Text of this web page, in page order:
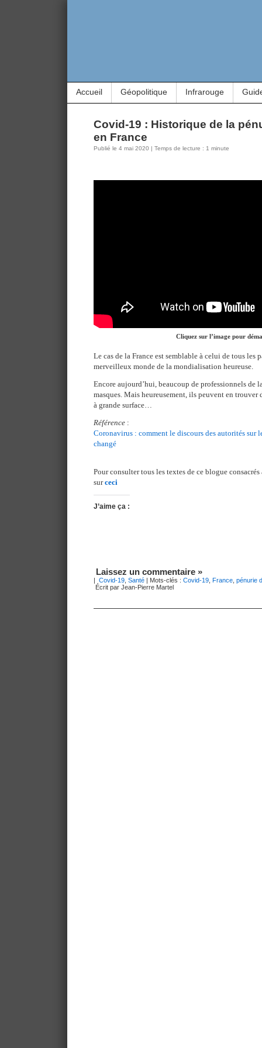
Accueil Géopolitique Infrarouge
Covid-19 : Historique de la
en France
Publié le 4 mai 2020 | Temps de lecture : 1 minute
Cliquez sur l’image pour
Le cas de la France est semblable à celui de tous les
merveilleux monde de la mondialisation heureuse.
Encore aujourd’hui, beaucoup de professionnels de
masques. Mais heureusement, ils peuvent en trouver
à grande surface…
Référence :
Coronavirus : comment le discours des autorités sur
changé
Pour consulter tous les textes de ce blogue
surceci
J’aime ça :
Laissez un commentaire »
Covid-19 Santé | Mots-clés : Covid-19 France pénurie
Écrit par Jean-Pierre Martel